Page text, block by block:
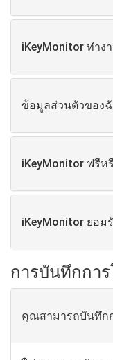
iKeyMonitor ทำง
ข้อมูลส่วนตัวของ
iKeyMonitor ฟรีห
iKeyMonitor ยอม
การบันทึกกา
คุณสามารถบันทึก